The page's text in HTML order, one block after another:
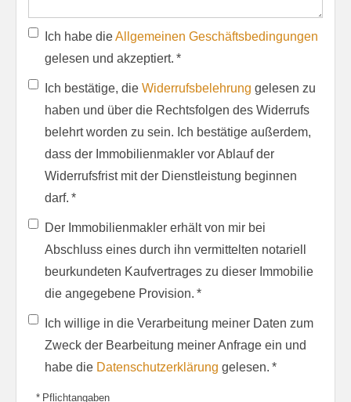
Ich habe dieAllgemeinen Geschäftsbedingungen
gelesen und akzeptiert. *
Ich bestätige, die Widerrufsbelehrung gelesen zu
haben und über die Rechtsfolgen des Widerrufs
belehrt worden zu sein. Ich bestätige außerdem,
dass der Immobilienmakler vor Ablauf der
Widerrufsfrist mit der Dienstleistung beginnen
darf. *
Der Immobilienmakler erhält von mir bei
Abschluss eines durch ihn vermittelten notariell
beurkundeten Kaufvertrages zu dieser Immobilie
die angegebene Provision. *
Ich willige in die Verarbeitung meiner Daten zum
Zweck der Bearbeitung meiner Anfrage ein und
habe die Datenschutzerklärung gelesen. *
* Pflichtangaben